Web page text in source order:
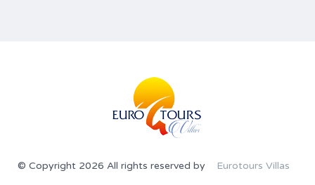
© Copyright 2026 All rights reserved by Eurotours Villas